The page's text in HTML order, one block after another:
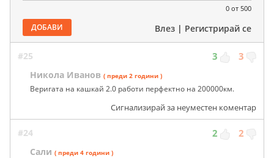
0 от 500
ДОБАВИ Влез | Регистрирай се
#25 3 3
Никола Иванов ( преди 2 години )
Веригата на кашкай 2.0 работи перфектно на 200000км.
Сигнализирай за неуместен коментар
#24 2 2
Сали ( преди 4 години )